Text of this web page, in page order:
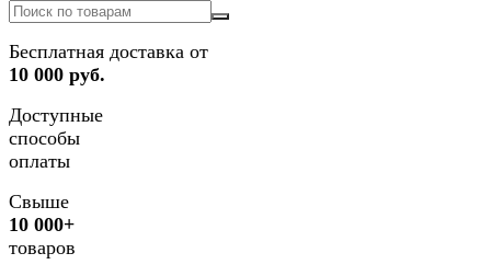
Бесплатная доставка от
10 000 руб.
Доступные
способы
оплаты
Свыше
10 000+
товаров